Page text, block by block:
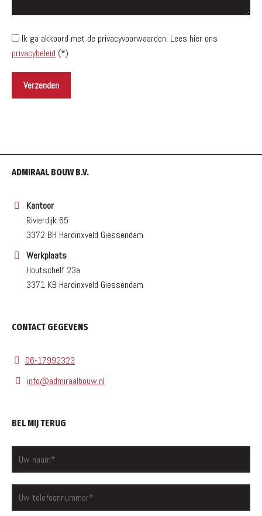
Ik ga akkoord met de privacyvoorwaarden. Lees hier ons
privacybeleid (*)
ADMIRAAL BOUW B.V.
Kantoor
Rivierdijk 65
3372 BH Hardinxveld Giessendam
Werkplaats
Houtschelf 23a
3371 KB Hardinxveld Giessendam
CONTACT GEGEVENS
06-17992323
info@admiraalbouw.nl
BEL MIJ TERUG